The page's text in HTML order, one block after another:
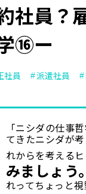
社員？
⑯ー
社員 派遣社員
「ニシダの仕事
てきたニシダが
れからを考える
みましょう。
れってちょっと視